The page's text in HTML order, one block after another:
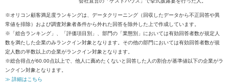
※オリコン顧客満足度ランキングは、データクリーニング（回収したデータから不正回答や異
常値を排除）および調査対象者条件から外れた回答を除外した上で作成しています。
※「総合ランキング」、「評価項目別」、部門の「業態別」においては有効回答者数が規定人
数を満たした企業のみランクイン対象となります。その他の部門においては有効回答者数が規
定人数の半数以上の企業がランクイン対象となります。
※総合得点が60.00点以上で、他人に薦めたくないと回答した人の割合が基準値以下の企業がラ
ンクイン対象となります。
≫ 詳細はこちら